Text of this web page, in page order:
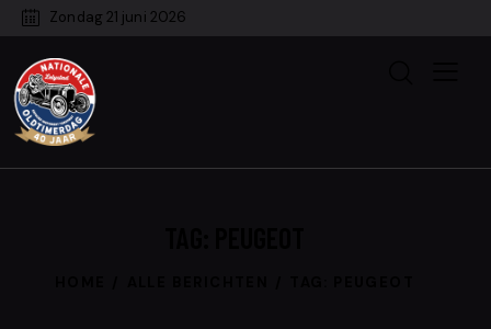
Zondag 21 juni 2026